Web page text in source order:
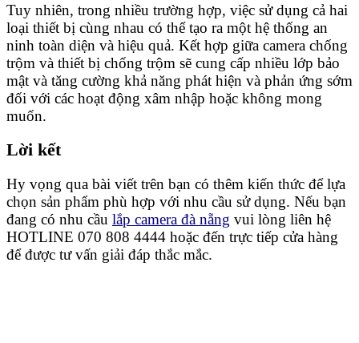
Tuy nhiên, trong nhiều trường hợp, việc sử dụng cả hai
loại thiết bị cùng nhau có thể tạo ra một hệ thống an
ninh toàn diện và hiệu quả. Kết hợp giữa camera chống
trộm và thiết bị chống trộm sẽ cung cấp nhiều lớp bảo
mật và tăng cường khả năng phát hiện và phản ứng sớm
đối với các hoạt động xâm nhập hoặc không mong
muốn.
Lời kết
Hy vọng qua bài viết trên bạn có thêm kiến thức để lựa
chọn sản phẩm phù hợp với nhu cầu sử dụng. Nếu bạn
đang có nhu cầu lắp camera đà nẵng vui lòng liên hệ
HOTLINE 070 808 4444 hoặc đến trực tiếp cửa hàng
để được tư vấn giải đáp thắc mắc.